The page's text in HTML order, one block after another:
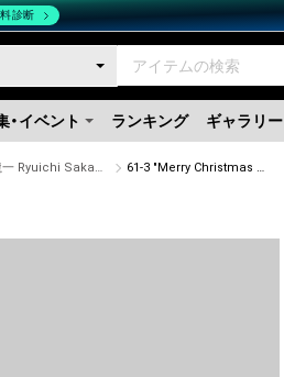
・イベント ランキング ギャラリー
坂本龍一 Ryuichi Sakamoto 61-3 "Merry Christmas Mr. Lawrence" Ryuichi Sakamoto 坂本 龍一
診断